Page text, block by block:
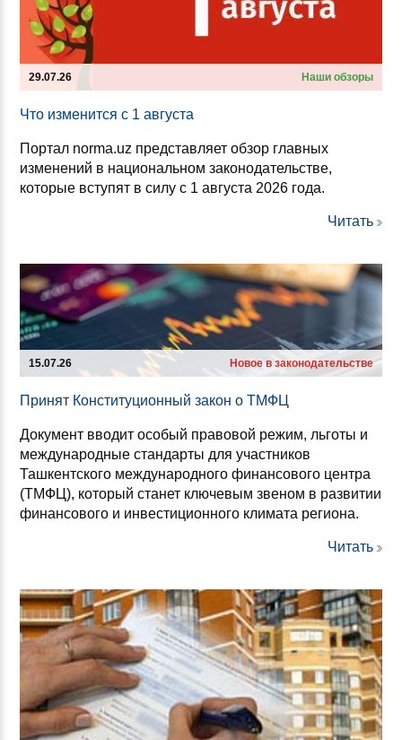
29.07.26 Наши обзоры
Что из­ме­нит­ся с 1 ав­гус­та
Портал norma.uz представляет обзор главных
изменений в национальном законодательстве,
которые вступят в силу с 1 августа 2026 года.
Читать
15.07.26 Новое в законодательстве
При­нят Кон­сти­ту­ци­он­ный за­кон о ТМФЦ
Документ вводит особый правовой режим, льготы и
международные стандарты для участников
Ташкентского международного финансового центра
(ТМФЦ), который станет ключевым звеном в развитии
финансового и инвестиционного климата региона.
Читать